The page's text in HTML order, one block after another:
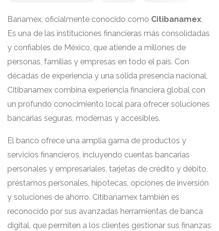
Banamex, oficialmente conocido como Citibanamex,
Es una de las instituciones financieras más consolidadas
y confiables de México, que atiende a millones de
personas, familias y empresas en todo el país. Con
décadas de experiencia y una sólida presencia nacional,
Citibanamex combina experiencia financiera global con
un profundo conocimiento local para ofrecer soluciones
bancarias seguras, modernas y accesibles.
El banco ofrece una amplia gama de productos y
servicios financieros, incluyendo cuentas bancarias
personales y empresariales, tarjetas de crédito y débito,
préstamos personales, hipotecas, opciones de inversión
y soluciones de ahorro. Citibanamex también es
reconocido por sus avanzadas herramientas de banca
digital, que permiten a los clientes gestionar sus finanzas